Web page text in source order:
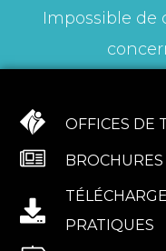
Impossible de
OFFICES DE
PRATIQUES